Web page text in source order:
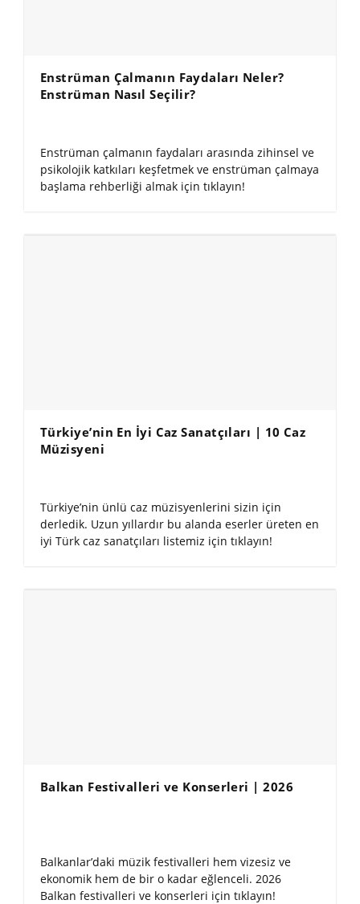
Enstrüman Çalmanın Faydaları Neler?
Enstrüman Nasıl Seçilir?
Enstrüman çalmanın faydaları arasında zihinsel ve
psikolojik katkıları keşfetmek ve enstrüman çalmaya
başlama rehberliği almak için tıklayın!
Türkiye’nin En İyi Caz Sanatçıları | 10 Caz
Müzisyeni
Türkiye’nin ünlü caz müzisyenlerini sizin için
derledik. Uzun yıllardır bu alanda eserler üreten en
iyi Türk caz sanatçıları listemiz için tıklayın!
Balkan Festivalleri ve Konserleri | 2026
Balkanlar’daki müzik festivalleri hem vizesiz ve
ekonomik hem de bir o kadar eğlenceli. 2026
Balkan festivalleri ve konserleri için tıklayın!